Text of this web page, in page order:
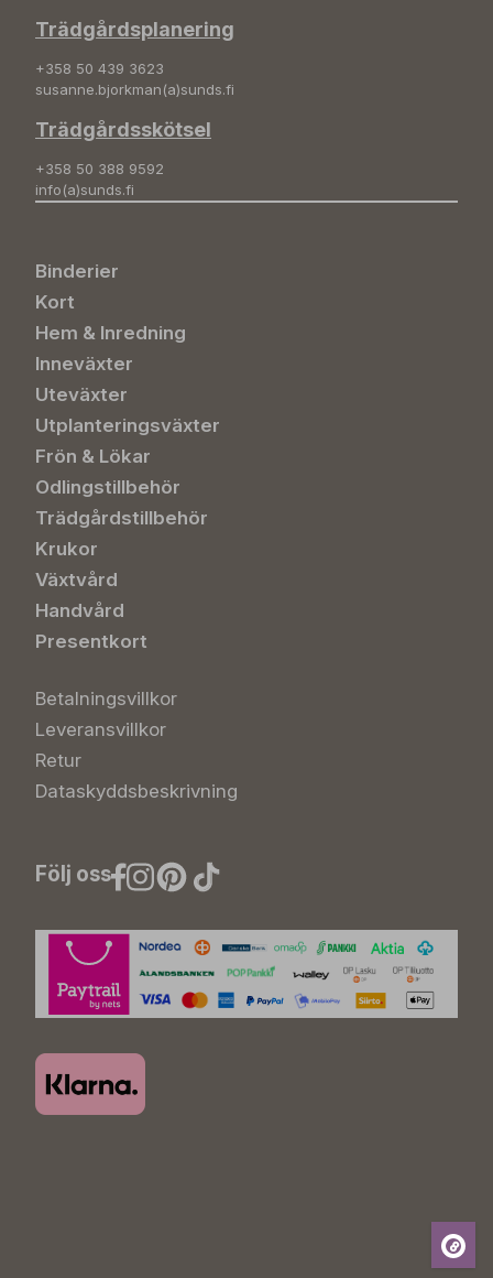
Trädgårdsplanering
+358 50 439 3623
susanne.bjorkman(a)sunds.fi
Trädgårdsskötsel
+358 50 388 9592
info(a)sunds.fi
Binderier
Kort
Hem & Inredning
Inneväxter
Uteväxter
Utplanteringsväxter
Frön & Lökar
Odlingstillbehör
Trädgårdstillbehör
Krukor
Växtvård
Handvård
Presentkort
Betalningsvillkor
Leveransvillkor
Retur
Dataskyddsbeskrivning
Följ oss